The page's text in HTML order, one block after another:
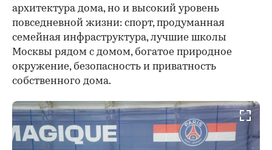
архитектура дома, но и высокий уровень
повседневной жизни: спорт, продуманная
семейная инфраструктура, лучшие школы
Москвы рядом с домом, богатое природное
окружение, безопасность и приватность
собственного дома.